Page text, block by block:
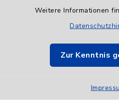
Weitere Informationen
Zur Kenntnis